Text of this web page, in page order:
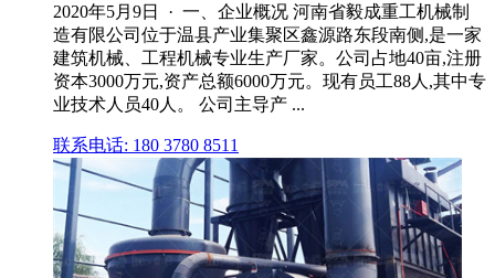
2020年5月9日 · 一、企业概况 河南省毅成重工机械制
造有限公司位于温县产业集聚区鑫源路东段南侧,是一家
建筑机械、工程机械专业生产厂家。公司占地40亩,注册
资本3000万元,资产总额6000万元。现有员工88人,其中专
业技术人员40人。 公司主导产 ...
联系电话: 180 3780 8511